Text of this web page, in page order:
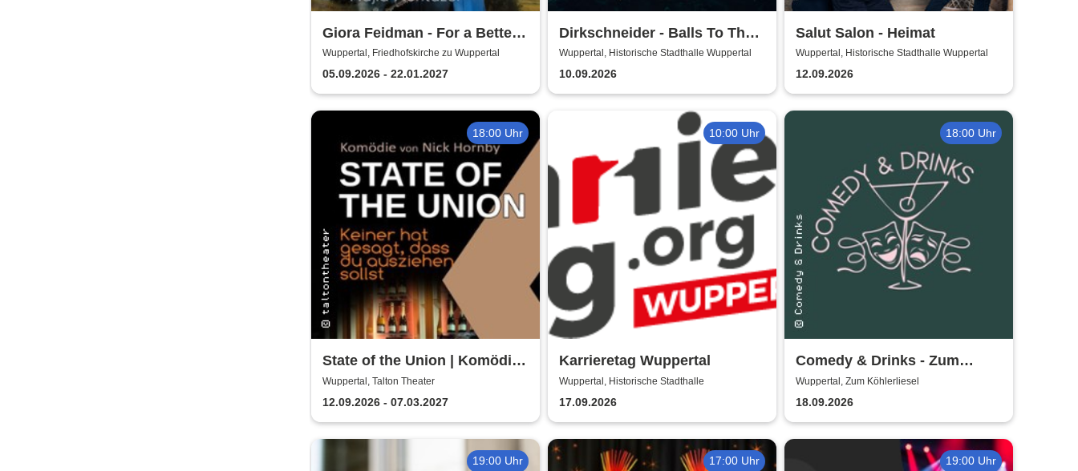
Giora Feidman - For a Better
World
Wuppertal, Friedhofskirche zu Wuppertal
05.09.2026 - 22.01.2027
Dirkschneider - Balls To The
Wall
Wuppertal, Historische Stadthalle Wuppertal
10.09.2026
Salut Salon - Heimat
Wuppertal, Historische Stadthalle Wuppertal
12.09.2026
18:00 Uhr
State of the Union | Komödie
von Nick Hornby
Wuppertal, Talton Theater
12.09.2026 - 07.03.2027
10:00 Uhr
Karrieretag Wuppertal
Wuppertal, Historische Stadthalle
17.09.2026
18:00 Uhr
Comedy & Drinks - Zum
Köhlerliesel
Wuppertal, Zum Köhlerliesel
18.09.2026
19:00 Uhr 17:00 Uhr 19:00 Uhr